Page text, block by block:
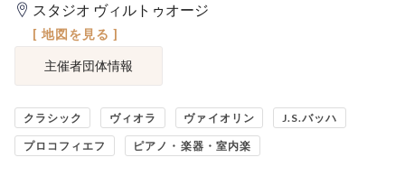
スタジオ ヴィルトゥオージ
[ 地図を見る ]
主催者団体情報
クラシック ヴィオラ ヴァイオリン J.S.バッハ
プロコフィエフ ピアノ・楽器・室内楽